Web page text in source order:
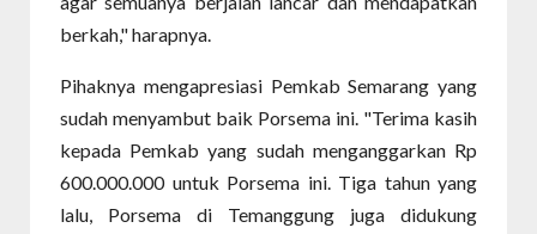
berkah," harapnya.
Pihaknya mengapresiasi Pemkab Semarang yang
sudah menyambut baik Porsema ini. "Terima kasih
kepada Pemkab yang sudah menganggarkan Rp
600.000.000 untuk Porsema ini. Tiga tahun yang
lalu, Porsema di Temanggung juga didukung